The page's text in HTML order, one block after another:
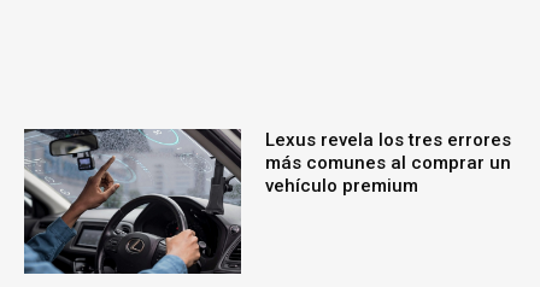
Lexus revela los tres errores
más comunes al comprar un
vehículo premium